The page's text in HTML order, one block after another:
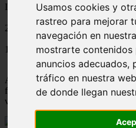
Usamos cookies y
rastreo para mejorar
navegación en
mostrarte contenidos
anuncios adecuados,
tráfico en nuestra
de donde llegan
Información General Seguros
2016-03-02
1999
Actualmente cotizar y contratar un
forma tradicional es una cosa
vuelve más común debido a los